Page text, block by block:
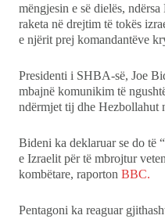
mëngjesin e së dielës,
raketa në drejtim të tokës
e njërit prej komandantëve
Presidenti i SHBA-së, Joe
mbajnë komunikim të
ndërmjet tij dhe Hezbollahut
Bideni ka deklaruar se do të
e Izraelit për të mbrojtur
kombëtare, raporton BBC.
Pentagoni ka reaguar